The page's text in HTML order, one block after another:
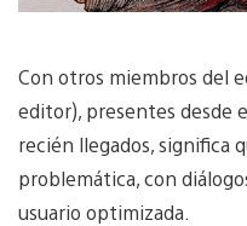
Con otros miembros del
editor), presentes desde
recién llegados, significa
problemática, con
usuario optimizada.